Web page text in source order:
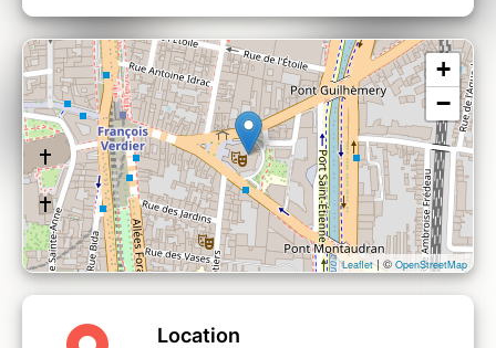
+
−
Leaflet| © OpenStreetMap
Location